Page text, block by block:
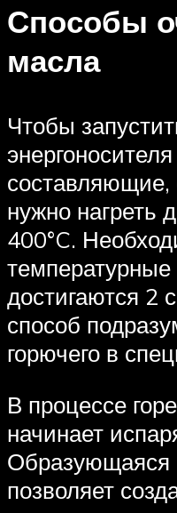
Способы
масла
Чтобы
составляющие,
нужно нагреть
400°C.
температурные
достигаются 2
способ
горючего в
В процессе
начинает
Образующаяся
позволяет